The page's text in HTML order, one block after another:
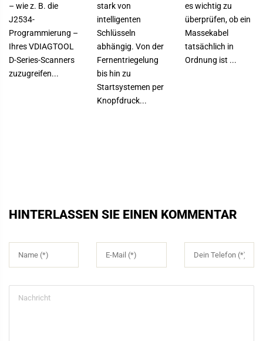
– wie z. B. die
J2534-
Programmierung –
Ihres VDIAGTOOL
D-Series-Scanners
zuzugreifen...
stark von
intelligenten
Schlüsseln
abhängig. Von der
Fernentriegelung
bis hin zu
Startsystemen per
Knopfdruck...
es wichtig zu
überprüfen, ob ein
Massekabel
tatsächlich in
Ordnung ist ...
HINTERLASSEN SIE EINEN KOMMENTAR